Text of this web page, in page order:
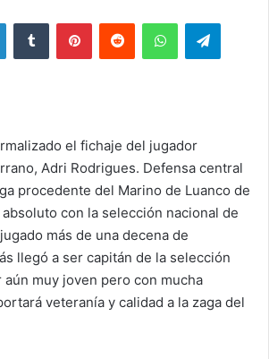
el fichaje del jugador
Adri Rodrigues. Defensa central
procedente del Marino de Luanco de
con la selección nacional de
más de una decena de
llegó a ser capitán de la selección
aún muy joven pero con mucha
veteranía y calidad a la zaga del